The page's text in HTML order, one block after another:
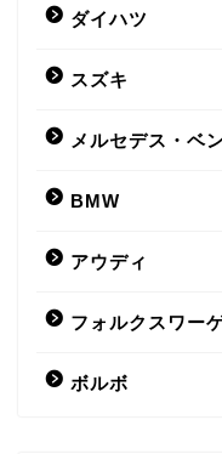
ダイハツ
スズキ
メルセデス・ベ
BMW
アウディ
フォルクスワー
ボルボ